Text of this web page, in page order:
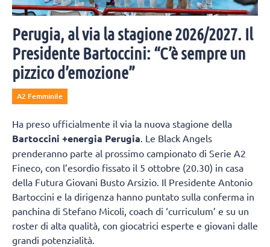
Perugia, al via la stagione 2026/2027. Il
Presidente Bartoccini: “C’è sempre un
pizzico d’emozione”
A2 Femminile
Ha preso ufficialmente il via la nuova stagione della
Bartoccini +energia Perugia. Le Black Angels
prenderanno parte al prossimo campionato di Serie A2
Fineco, con l’esordio fissato il 5 ottobre (20.30) in casa
della Futura Giovani Busto Arsizio. Il Presidente Antonio
Bartoccini e la dirigenza hanno puntato sulla conferma in
panchina di Stefano Micoli, coach di ‘curriculum’ e su un
roster di alta qualità, con giocatrici esperte e giovani dalle
grandi potenzialità.